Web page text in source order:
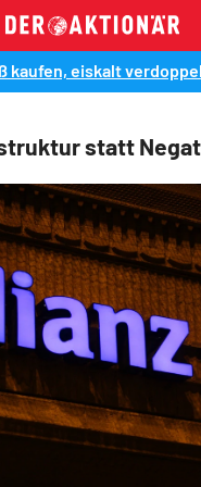
kaufen, eiskalt
statt